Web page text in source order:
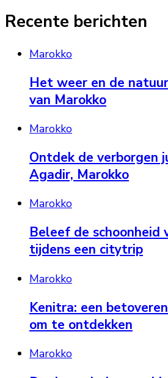
Recente berichten
Marokko
Het weer en de
van Marokko
Marokko
Ontdek de verborgen
Agadir, Marokko
Marokko
Beleef de schoonheid
tijdens een citytrip
Marokko
Kenitra: een
om te ontdekken
Marokko